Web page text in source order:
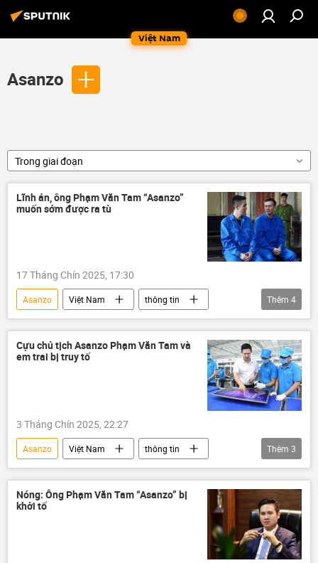
Việt Nam
Asanzo
Trong giai đoạn
Lĩnh án, ông Phạm Văn Tam “Asanzo”
muốn sớm được ra tù
17 Tháng Chín 2025, 17:30
Asanzo Việt Nam
thông tin
Pháp luật
buôn lậu
trốn thuế
Xã hội
Thêm 4
Cựu chủ tịch Asanzo Phạm Văn Tam và
em trai bị truy tố
3 Tháng Chín 2025, 22:27
Asanzo Việt Nam
thông tin
công ty
công an công an TP.HCM
Thêm 3
Nóng: Ông Phạm Văn Tam “Asanzo” bị
khởi tố